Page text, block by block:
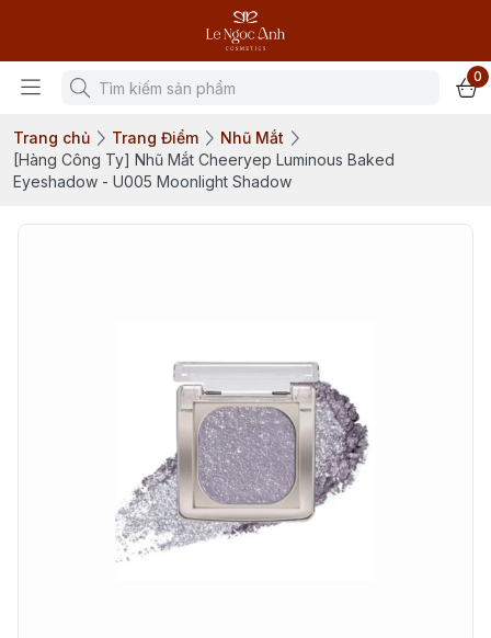
0
Trang chủ Trang Điểm
Nhũ Mắt
[Hàng Công Ty] Nhũ Mắt Cheeryep Luminous Baked
Eyeshadow - U005 Moonlight Shadow